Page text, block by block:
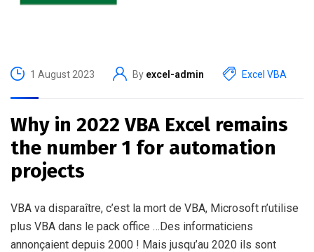
1 August 2023 By excel-admin Excel VBA
Why in 2022 VBA Excel remains
the number 1 for automation
projects
VBA va disparaître, c’est la mort de VBA, Microsoft n’utilise
plus VBA dans le pack office …Des informaticiens
annonçaient depuis 2000 ! Mais jusqu’au 2020 ils sont